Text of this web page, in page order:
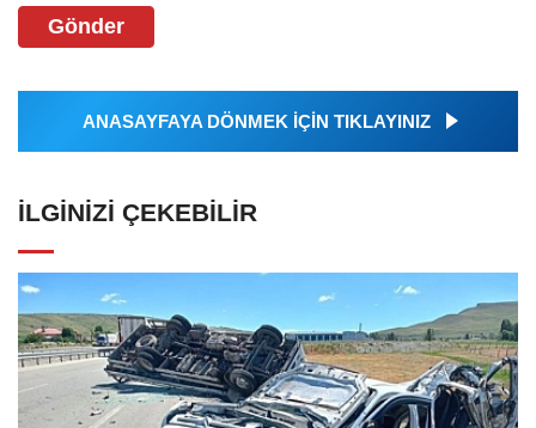
Gönder
ANASAYFAYA DÖNMEK İÇİN TIKLAYINIZ
İLGINIZI ÇEKEBILIR